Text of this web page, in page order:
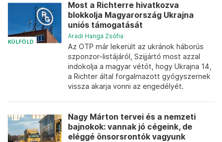
KÜLFÖLD
Most a Richterre hivatkozva
blokkolja Magyarország Ukrajna
uniós támogatását
Aradi Hanga Zsófia
Az OTP már lekerült az ukránok háborús
szponzor-listájáról, Szijjártó most azzal
indokolja a magyar vétót, hogy Ukrajna 14,
a Richter által forgalmazott gyógyszernek
vissza akarja vonni az engedélyét.
Nagy Márton tervei és a nemzeti
bajnokok: vannak jó cégeink, de
eléggé önsorsrontók vagyunk